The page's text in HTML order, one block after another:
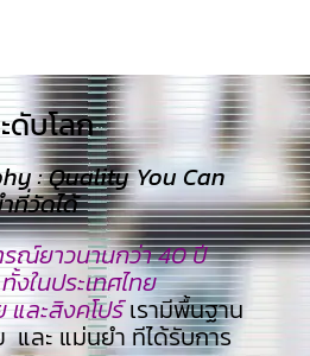
บโลก​
: Quality You Can
ที่วัดได้
ณ์ยาวนานกว่า 40 ปี
ในประเทศไทย
และสิงคโปร์เรามีพื้นฐาน
ละ แม่นยำ ทีไ่ด้รับการ